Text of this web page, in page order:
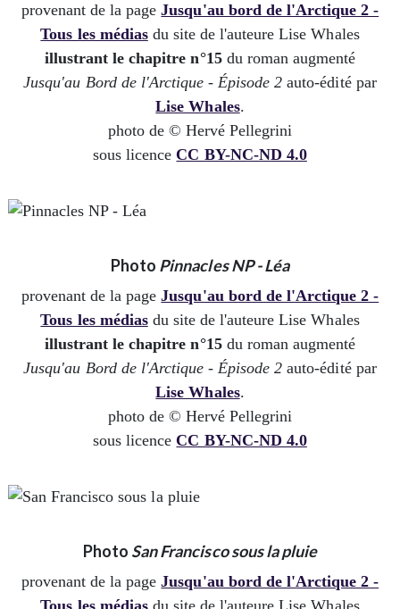
provenant de la pageJusqu'au bord de l'Arctique 2 -
Tous les médiasdu site de l'auteure Lise Whales
illustrant le chapitre n°15du roman augmenté
Jusqu'au Bord de l'Arctique - Épisode 2 auto-édité par
Lise Whales.
photo de © Hervé Pellegrini
sous licence CC BY-NC-ND 4.0
Photo Pinnacles NP - Léa
provenant de la pageJusqu'au bord de l'Arctique 2 -
Tous les médiasdu site de l'auteure Lise Whales
illustrant le chapitre n°15du roman augmenté
Jusqu'au Bord de l'Arctique - Épisode 2 auto-édité par
Lise Whales.
photo de © Hervé Pellegrini
sous licence CC BY-NC-ND 4.0
Photo San Francisco sous la pluie
provenant de la pageJusqu'au bord de l'Arctique 2 -
Tous les médiasdu site de l'auteure Lise Whales